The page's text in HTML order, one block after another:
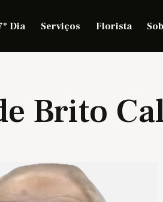
Dia Serviços Florista
Brito